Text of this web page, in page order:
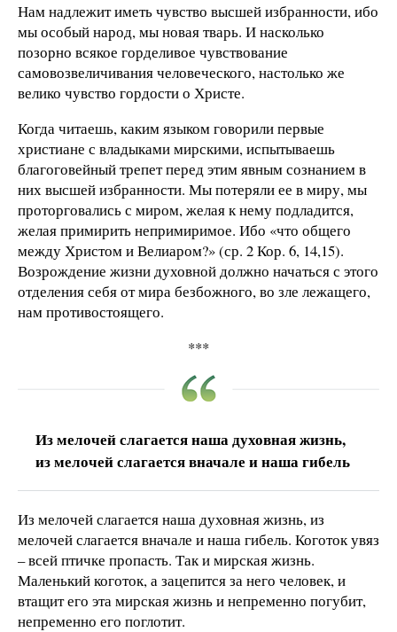
Нам надлежит иметь чувство высшей избранности, ибо
мы особый народ, мы новая тварь. И насколько
позорно всякое горделивое чувствование
самовозвеличивания человеческого, настолько же
велико чувство гордости о Христе.
Когда читаешь, каким языком говорили первые
христиане с владыками мирскими, испытываешь
благоговейный трепет перед этим явным сознанием в
них высшей избранности. Мы потеряли ее в миру, мы
проторговались с миром, желая к нему подладится,
желая примирить непримиримое. Ибо «что общего
между Христом и Велиаром?» (ср. 2 Кор. 6, 14,15).
Возрождение жизни духовной должно начаться с этого
отделения себя от мира безбожного, во зле лежащего,
нам противостоящего.
***
Из мелочей слагается наша духовная жизнь,
из мелочей слагается вначале и наша гибель
Из мелочей слагается наша духовная жизнь, из
мелочей слагается вначале и наша гибель. Коготок увяз
– всей птичке пропасть. Так и мирская жизнь.
Маленький коготок, а зацепится за него человек, и
втащит его эта мирская жизнь и непременно погубит,
непременно его поглотит.